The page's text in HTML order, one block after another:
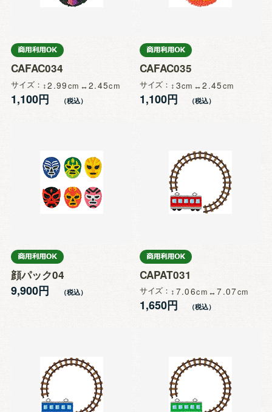
CAFAC034
サイズ 2.99 2.45
1,100円
CAFAC035
サイズ 3 2.45
1,100円
顔パック04
9,900円
CAPAT031
サイズ 7.06 7.07
1,650円